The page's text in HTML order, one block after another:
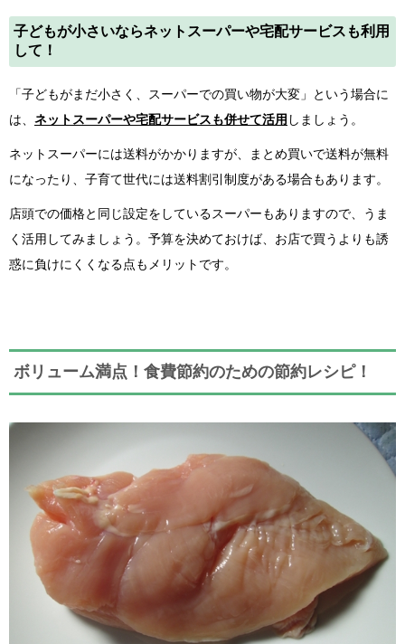
子どもが小さいならネットスーパーや宅配サービスも利用
して！
「子どもがまだ小さく、スーパーでの買い物が大変」という場合に
は、 ネットスーパーや宅配サービスも併せて活用 しましょう。
ネットスーパーには送料がかかりますが、まとめ買いで送料が無料
になったり、子育て世代には送料割引制度がある場合もあります。
店頭での価格と同じ設定をしているスーパーもありますので、うま
く活用してみましょう。予算を決めておけば、お店で買うよりも誘
惑に負けにくくなる点もメリットです。
ボリューム満点！食費節約のための節約レシピ！